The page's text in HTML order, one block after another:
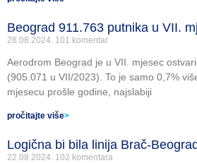
Beograd 911.763 putnika u VII.
28.08.2024. 101 komentar
Aerodrom Beograd je u VII. mjesec
(905.071 u VII/2023). To je samo 0,7%
mjesecu prošle godine, najslabiji
pročitajte više>
Logična bi bila linija Brač-Beograd
22.08.2024. 102 komentara